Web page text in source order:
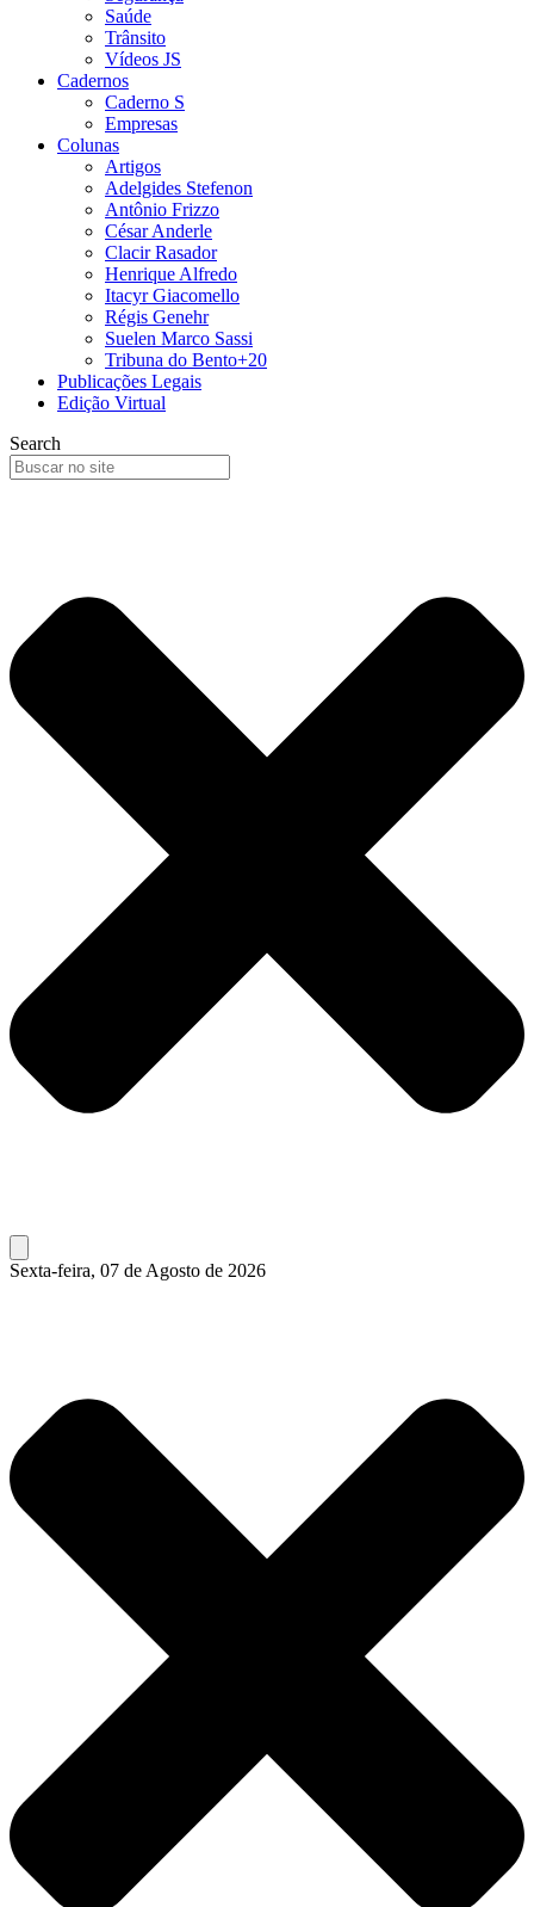
Saúde
Trânsito
Vídeos JS
Cadernos
Caderno S
Empresas
Colunas
Artigos
Adelgides Stefenon
Antônio Frizzo
César Anderle
Clacir Rasador
Henrique Alfredo
Itacyr Giacomello
Régis Genehr
Suelen Marco Sassi
Tribuna do Bento+20
Publicações Legais
Edição Virtual
Search
Sexta-feira, 07 de Agosto de 2026